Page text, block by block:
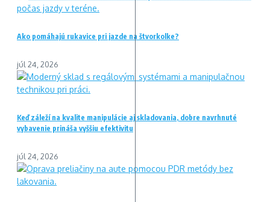
Ako pomáhajú rukavice pri jazde na štvorkolke?
júl 24, 2026
Keď záleží na kvalite manipulácie aj skladovania, dobre navrhnuté
vybavenie prináša vyššiu efektivitu
júl 24, 2026